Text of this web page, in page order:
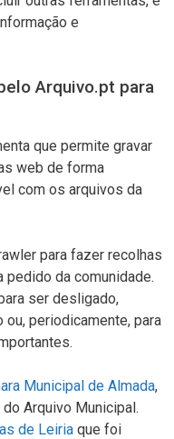
e
Arquivo.pt para
que permite gravar
web de forma
com os arquivos da
para fazer recolhas
pedido da comunidade.
ser desligado,
periodicamente, para
Municipal de Almada,
Arquivo Municipal.
de Leiria que foi